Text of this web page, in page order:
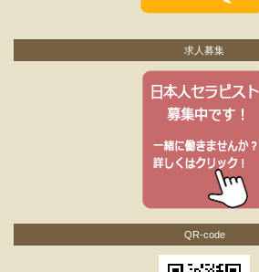
求人募集
QR-code